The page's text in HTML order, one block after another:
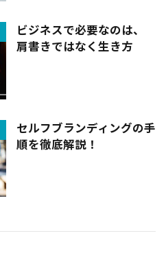
ビジネスで必要なのは、
肩書きではなく生き方
セルフブランディングの手
順を徹底解説！